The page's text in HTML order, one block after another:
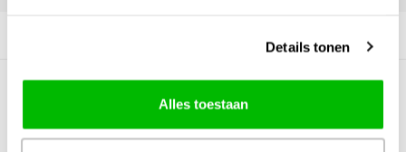
Details tonen
Alles toestaan
STERREN OP BASIS VAN
BEOORDELINGEN
0Reviews